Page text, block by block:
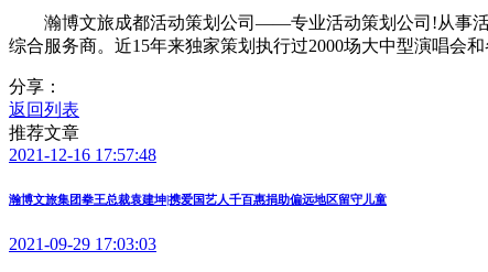
瀚博文旅成都活动策划公司——专业活动策划公司!从事活
综合服务商。近15年来独家策划执行过2000场大中型演唱会
分享：
返回列表
推荐文章
2021-12-16 17:57:48
瀚博文旅集团拳王总裁袁建坤|携爱国艺人千百惠捐助偏远地区留守儿童
2021-09-29 17:03:03